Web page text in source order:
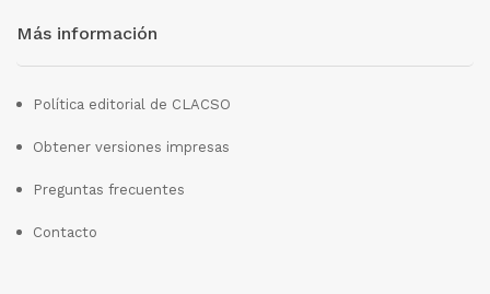
Más información
Política editorial de CLACSO
Obtener versiones impresas
Preguntas frecuentes
Contacto